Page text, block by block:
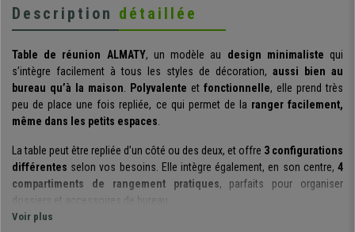
Description détaillée
Table de réunion ALMATY, un modèle au design minimaliste qui
s’intègre facilement à tous les styles de décoration, aussi bien au
bureau qu’à la maison. Polyvalente et fonctionnelle, elle prend très
peu de place une fois repliée, ce qui permet de la ranger facilement,
même dans les petits espaces.
La table peut être repliée d’un côté ou des deux, et offre 3 configurations
différentes selon vos besoins. Elle intègre également, en son centre, 4
compartiments de rangement pratiques, parfaits pour organiser
dossiers et accessoires de bureau.
Voir plus